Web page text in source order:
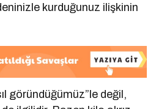
kurduğunuz ilişkinin
göründüğümüz”le değil,